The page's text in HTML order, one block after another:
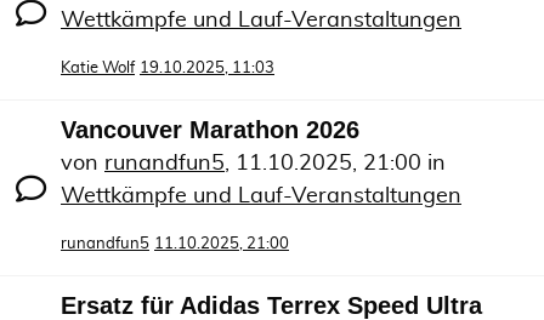
Wettkämpfe und Lauf-Veranstaltungen
Katie Wolf 19.10.2025, 11:03
Vancouver Marathon 2026
von runandfun5, 11.10.2025, 21:00 in
Wettkämpfe und Lauf-Veranstaltungen
runandfun5 11.10.2025, 21:00
Ersatz für Adidas Terrex Speed Ultra